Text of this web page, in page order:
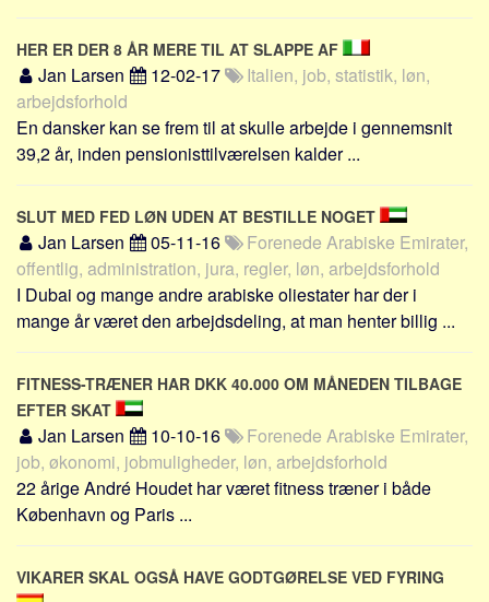
Emner
Skribenter
Personer
Steder
Om
Webstedet
Forhistorien
Redigering
Tekstannoncer
Bannere
Hjælp
HER ER DER 8 ÅR MERE TIL AT SLAPPE AF
Jan Larsen 12-02-17
Italien, job, statistik, løn,
arbejdsforhold
En dansker kan se frem til at skulle arbejde i gennemsnit
39,2 år, inden pensionisttilværelsen kalder ...
SLUT MED FED LØN UDEN AT BESTILLE NOGET
Jan Larsen 05-11-16
Forenede Arabiske Emirater,
offentlig, administration, jura, regler, løn, arbejdsforhold
I Dubai og mange andre arabiske oliestater har der i
mange år været den arbejdsdeling, at man henter billig ...
FITNESS-TRÆNER HAR DKK 40.000 OM MÅNEDEN TILBAGE
EFTER SKAT
Jan Larsen 10-10-16
Forenede Arabiske Emirater,
job, økonomi, jobmuligheder, løn, arbejdsforhold
22 årige André Houdet har været fitness træner i både
København og Paris ...
VIKARER SKAL OGSÅ HAVE GODTGØRELSE VED FYRING